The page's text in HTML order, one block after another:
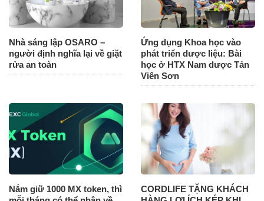
Nhà sáng lập OSARO –
người định nghĩa lại về giặt
rửa an toàn
Ứng dụng Khoa học vào
phát triển dược liệu: Bài
học ở HTX Nam dược Tản
Viên Sơn
Nắm giữ 1000 MX token, thì
CORDLIFE TẶNG KHÁCH